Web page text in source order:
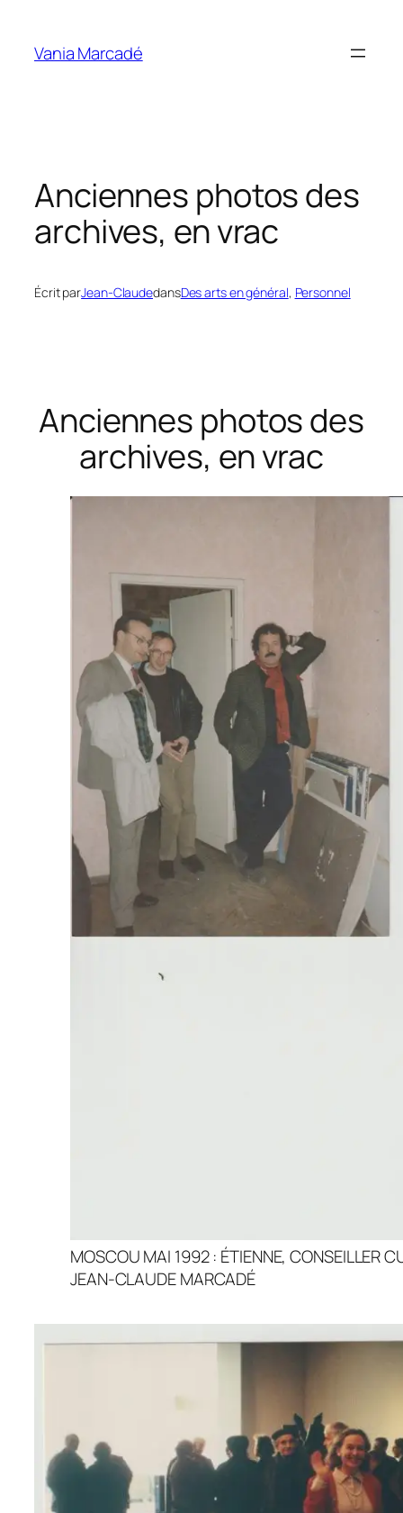
contenu
Vania Marcadé
Anciennes photos des
archives, en vrac
Écrit parJean-ClaudedansDes arts en général, Personnel
Anciennes photos des
archives, en vrac
MOSCOU MAI 1992 : ÉTIENNE, CONSEILLER
JEAN-CLAUDE MARCADÉ